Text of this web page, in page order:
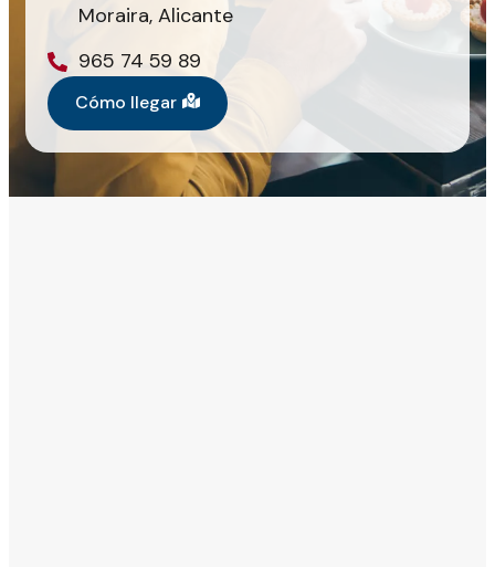
Moraira, Alicante
965 74 59 89
Cómo llegar